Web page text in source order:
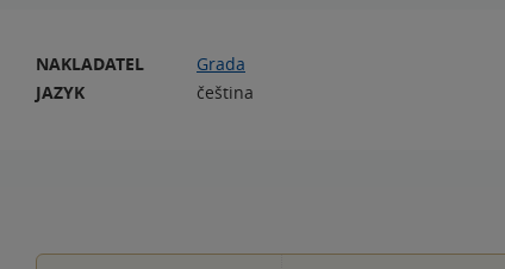
NAKLADATEL
Grada
JAZYK
čeština